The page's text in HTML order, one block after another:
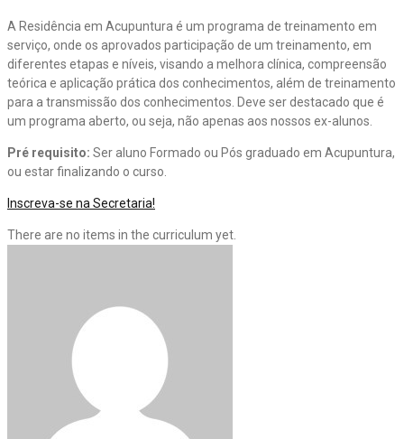
A Residência em Acupuntura é um programa de treinamento em
serviço, onde os aprovados participação de um treinamento, em
diferentes etapas e níveis, visando a melhora clínica, compreensão
teórica e aplicação prática dos conhecimentos, além de treinamento
para a transmissão dos conhecimentos. Deve ser destacado que é
um programa aberto, ou seja, não apenas aos nossos ex-alunos.
Pré requisito: Ser aluno Formado ou Pós graduado em Acupuntura,
ou estar finalizando o curso.
Inscreva-se na Secretaria!
There are no items in the curriculum yet.